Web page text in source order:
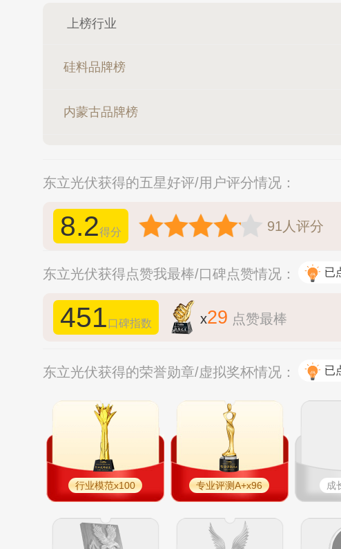
上榜行业
硅料品牌榜
内蒙古品牌榜
东立光伏获得的五星好评/用户评分情况：
8.2得分 91 人评分
东立光伏获得点赞我最棒/口碑点赞情况： 已
451口碑指数 x29 点赞最棒
东立光伏获得的荣誉勋章/虚拟奖杯情况： 已
行业模范x100 专业评测A+x96 成